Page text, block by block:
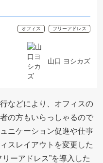
オフィス フリーアドレス
山口 ヨシカズ
などにより、オフィスの
の方もいらっしゃるので
ニケーション促進や仕事
スレイアウトを変更した
ーアドレス”を導入した